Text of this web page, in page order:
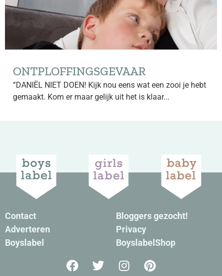
ONTPLOFFINGSGEVAAR
“DANIËL NIET DOEN! Kijk nou eens wat een zooi je hebt
gemaakt. Kom er maar gelijk uit het is klaar...
Contact
Adverteren
Boyslabel
Bloggers gezocht!
Privacy
BoyslabelShop